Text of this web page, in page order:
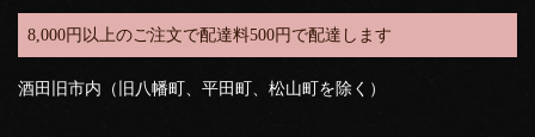
8,000円以上のご注文で配達料500円で配達します
酒田旧市内（旧八幡町、平田町、松山町を除く）